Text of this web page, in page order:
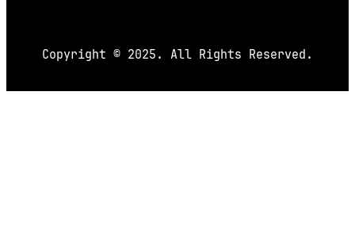
Copyright © 2025. All Rights Reserved.